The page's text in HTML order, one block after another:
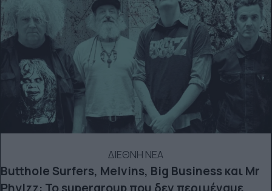
ΔΙΕΘΝΗ ΝΕΑ
Butthole Surfers, Melvins, Big Business και Mr